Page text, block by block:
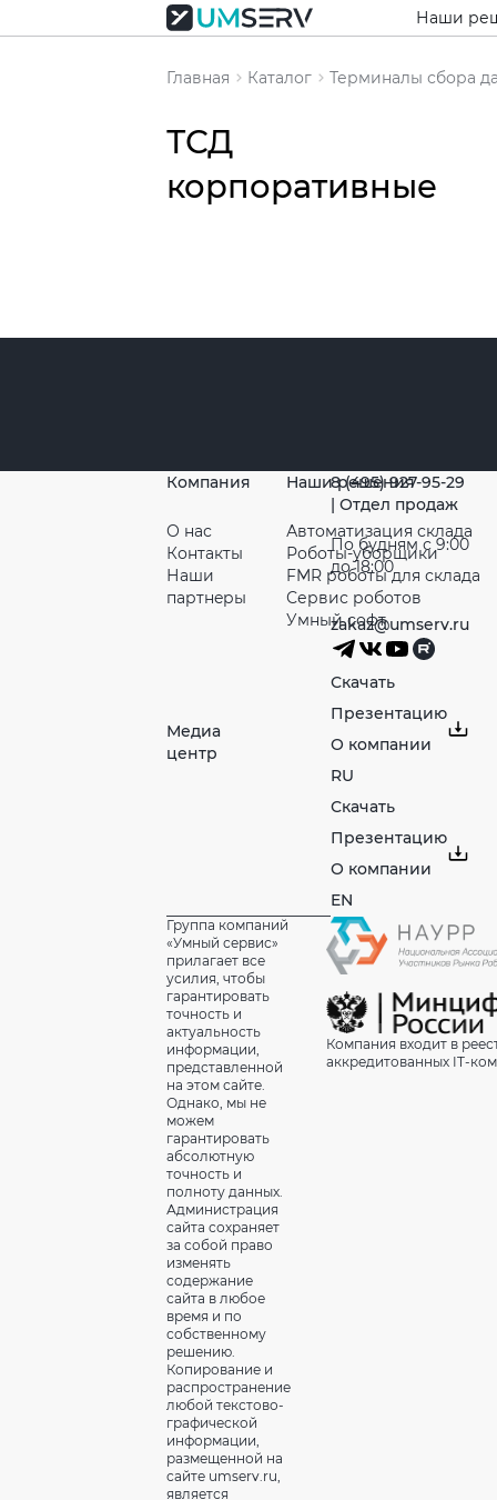
Наши
Главная Каталог Терминалы сбора
ТСД
корпоративные
Компания
О нас
Контакты
Наши
партнeры
Медиа
центр
Наши решения
Автоматизация склада
Роботы-уборщики
FMR роботы для склада
Сервис роботов
Умный софт
8 (495) 927-95-29
| Отдел продаж
По будням с 9:00
до 18:00
zakaz@umserv.ru
Скачать
Презентацию
О компании
RU
Скачать
Презентацию
О компании
EN
Группа компаний
«Умный сервис»
прилагает все
усилия, чтобы
гарантировать
точность и
актуальность
информации,
представленной
на этом сайте.
Однако, мы не
можем
гарантировать
абсолютную
точность и
полноту данных.
Администрация
сайта сохраняет
за собой право
изменять
содержание
сайта в любое
время и по
собственному
решению.
Копирование и
распространение
любой текстово-
графической
информации,
размещенной на
сайте umserv.ru,
является
Компания входит в
аккредитованных IT-